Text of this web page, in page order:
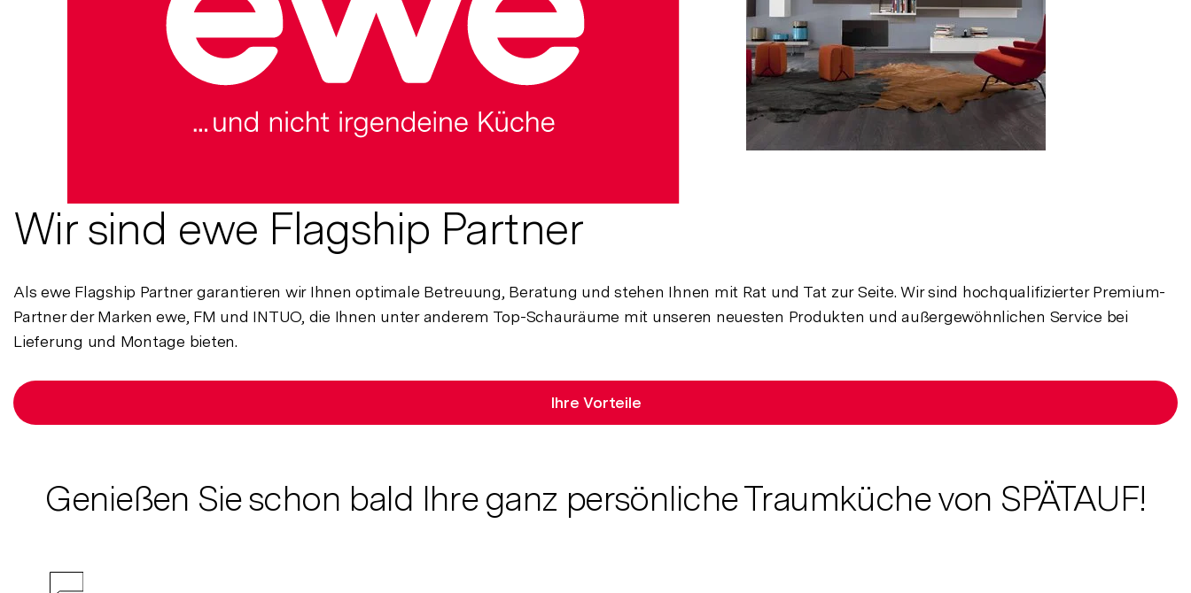
Wir sind ewe Flagship Partner
Als ewe Flagship Partner garantieren wir Ihnen optimale Betreuung, Beratung und stehen Ihnen mit Rat und Tat zur Seite. Wir sind hochqualifizierter Premium-
Partner der Marken ewe, FM und INTUO, die Ihnen unter anderem Top-Schauräume mit unseren neuesten Produkten und außergewöhnlichen Service bei
Lieferung und Montage bieten.
Ihre Vorteile
Genießen Sie schon bald Ihre ganz persönliche Traumküche von SPÄTAUF!